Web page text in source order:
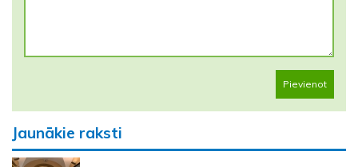
Pievienot
Jaunākie raksti